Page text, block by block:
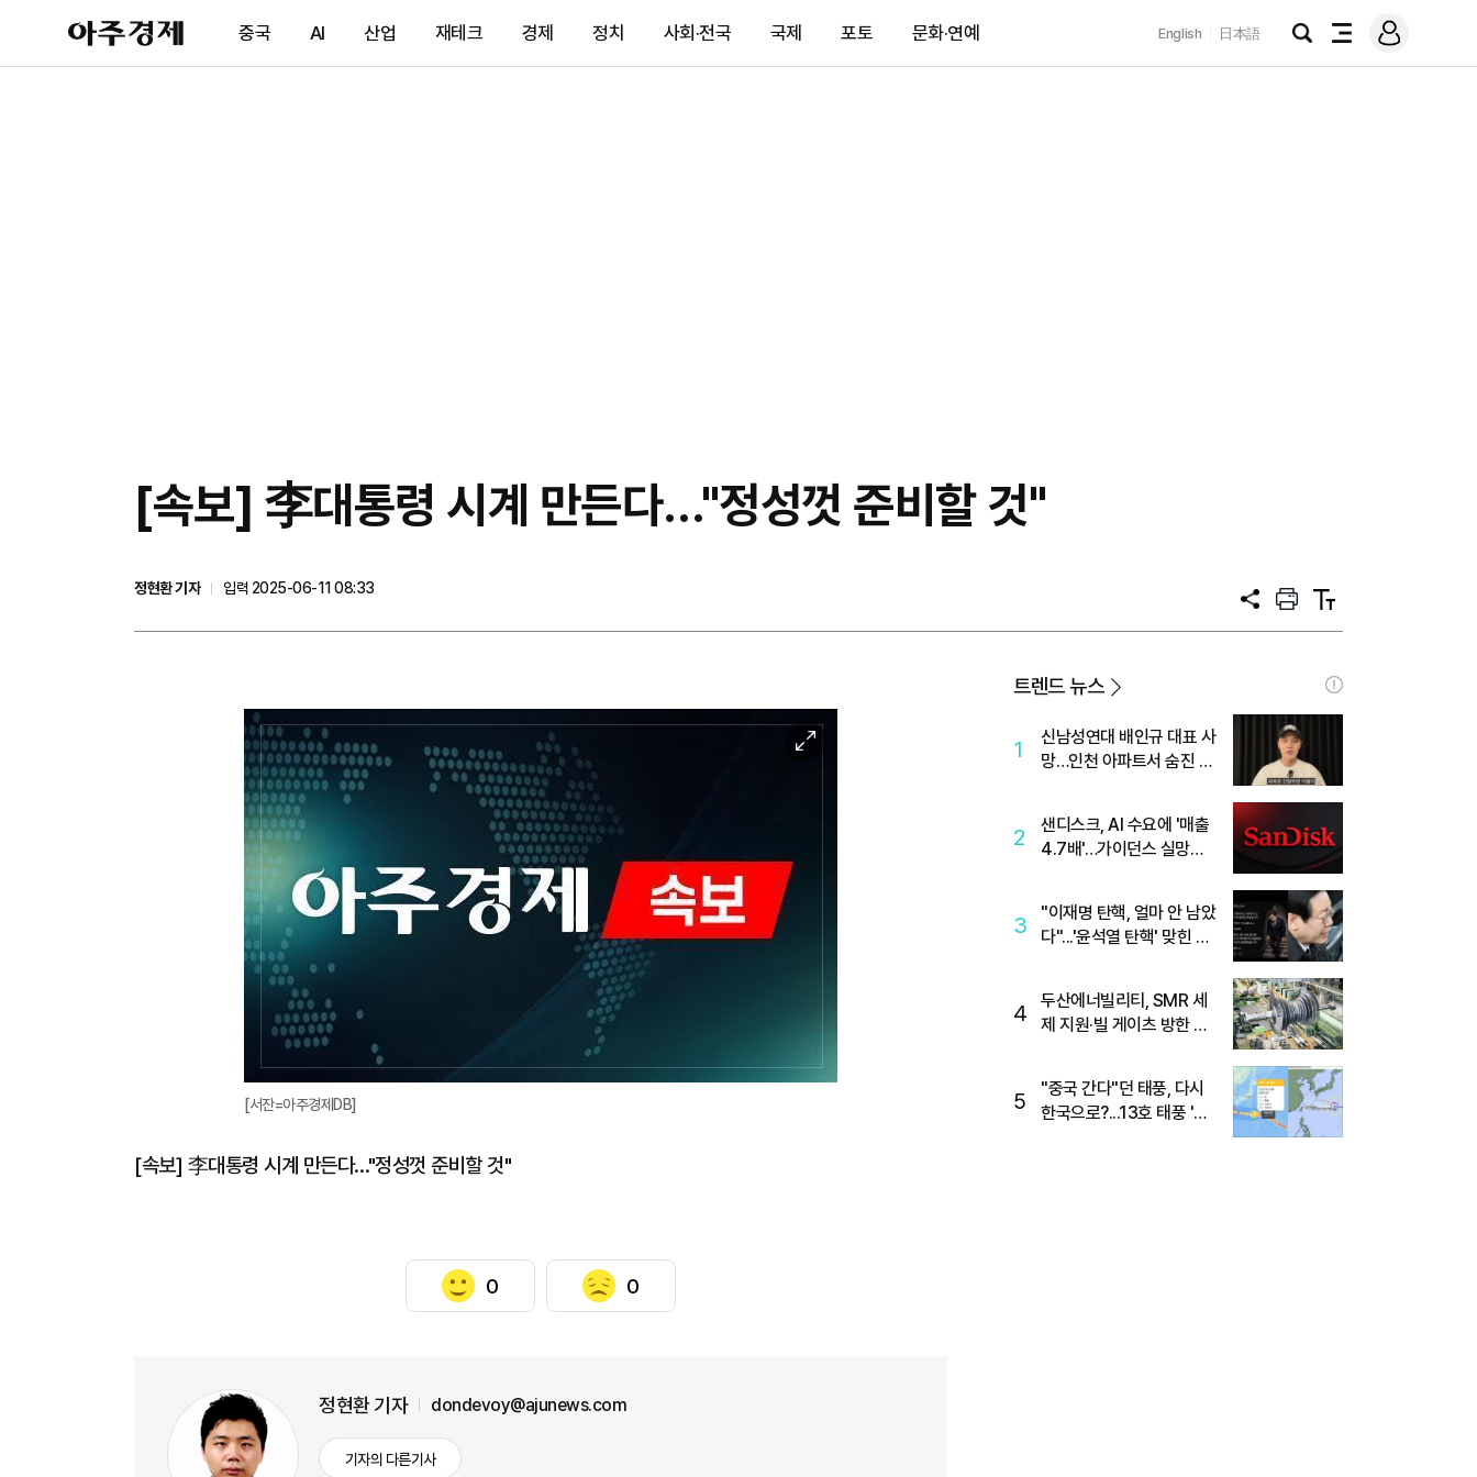
아
주
제
중국 AI 산업 재테크 경제 정치 사회·전국 국제 포토 문화·연예 English 日本語
검
전
메
그
[속보] 李대통령 시계 만든다…"정성껏 준비할 것"
정현환 기자
입력 2025-06-11 08:33
공
프
트
텍
트
대
[서잔=아주경제DB]
[속보] 李대통령 시계 만든다…"정성껏 준비할 것"
0 0
정현환 기자 dondevoy@ajunews.com
기자의 다른기사
트렌드 뉴스
1
신남성연대 배인규 대표 사
망…인천 아파트서 숨진 채
2
샌디스크, AI 수요에 '매출
4.7배'…가이던스 실망에
3
"이재명 탄핵, 얼마 안 남았
다"...'윤석열 탄핵' 맞힌 무
4
두산에너빌리티, SMR 세
제 지원·빌 게이츠 방한 기
5
"중국 간다"던 태풍, 다시
한국으로?...13호 태풍 '돌